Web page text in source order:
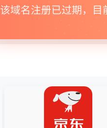
该域名注册已过期，